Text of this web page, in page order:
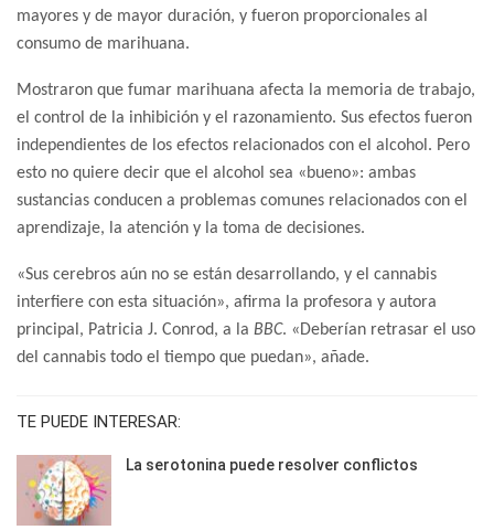
mayores y de mayor duración, y fueron proporcionales al
consumo de marihuana.
Mostraron que fumar marihuana afecta la memoria de trabajo,
el control de la inhibición y el razonamiento. Sus efectos fueron
independientes de los efectos relacionados con el alcohol. Pero
esto no quiere decir que el alcohol sea «bueno»: ambas
sustancias conducen a problemas comunes relacionados con el
aprendizaje, la atención y la toma de decisiones.
«Sus cerebros aún no se están desarrollando, y el cannabis
interfiere con esta situación», afirma la profesora y autora
principal, Patricia J. Conrod, a la BBC. «Deberían retrasar el uso
del cannabis todo el tiempo que puedan», añade.
TE PUEDE INTERESAR:
La serotonina puede resolver conflictos